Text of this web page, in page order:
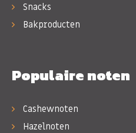
Snacks
Bakproducten
Populaire noten
Cashewnoten
Hazelnoten